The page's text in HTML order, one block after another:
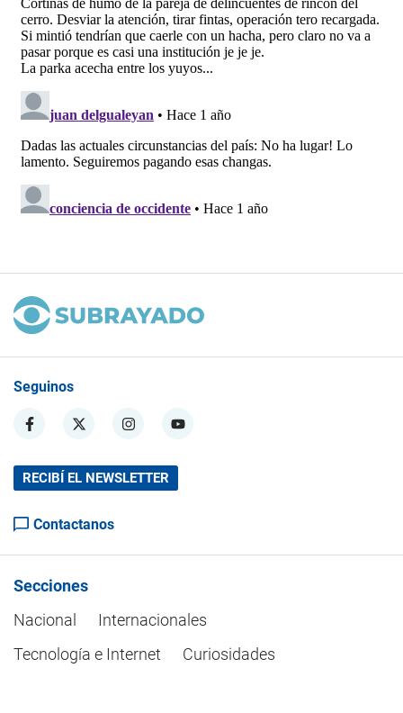
Seguinos
RECIBÍ EL NEWSLETTER
Contactanos
Secciones
Nacional
Internacionales
Tecnología e Internet
Curiosidades